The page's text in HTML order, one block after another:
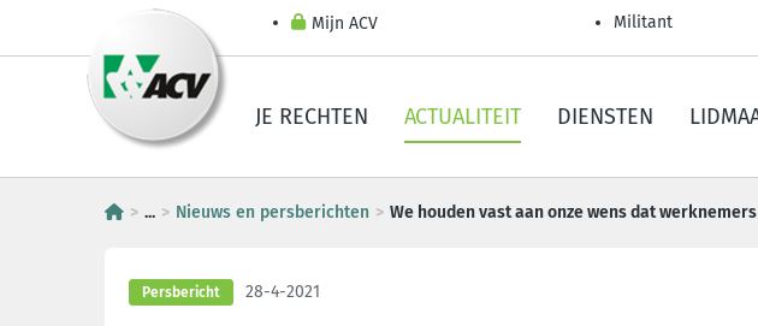
Mijn ACV Militant
JE RECHTEN ACTUALITEIT DIENSTEN
... Nieuws en persberichten We houden vast aan onze wens dat
Persbericht 28-4-2021